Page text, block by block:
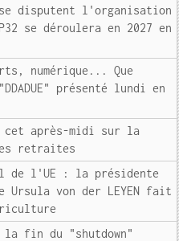
disputent l'organisation
se déroulera en 2027 en
numérique... Que
présenté lundi en
cet après-midi sur la
retraites
de l'UE : la présidente
Ursula von der LEYEN fait
la fin du "shutdown"